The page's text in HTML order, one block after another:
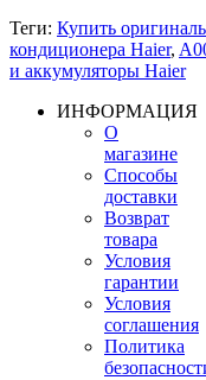
Теги: Купить
кондиционера Haier,
и аккумуляторы Haier
ИНФОРМАЦИЯ
О
магазине
Способы
доставки
Возврат
товара
Условия
гарантии
Условия
соглашения
Политика